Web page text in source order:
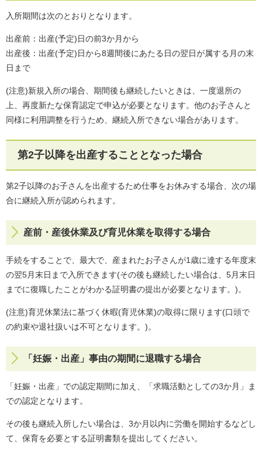
入所期間は次のとおりとなります。
出産前：出産(予定)日の前3か月から
出産後：出産(予定)日から8週間後にあたる日の翌日が属する月の末
日まで
(注意)新規入所の場合、期間後も継続したいときは、一度退所の
上、再度新たな保育認定で申込が必要となります。他のお子さんと
同様に利用調整を行うため、継続入所できない場合があります。
第2子以降を出産することとなった場合
第2子以降のお子さんを出産するため仕事をお休みする場合、次の場
合に継続入所が認められます。
産前・産後休業及び育児休業を取得する場合
手続をすることで、最大で、産まれたお子さんが1歳に達する年度末
の翌5月末日まで入所できます(その後も継続したい場合は、5月末日
までに復職したことがわかる証明書の提出が必要となります。)。
(注意)育児休業法に基づく休暇(育児休業)の取得に限ります(口頭で
の約束や退社扱いは不可となります。)。
「妊娠・出産」事由の期間に退職する場合
「妊娠・出産」での認定期間に加え、「求職活動としての3か月」ま
での認定となります。
その後も継続入所したい場合は、3か月以内に労働を開始するなどし
て、保育を必要とする証明書類を提出してください。